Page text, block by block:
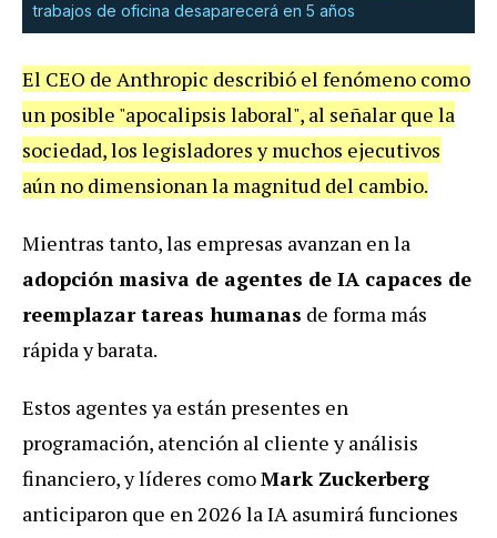
trabajos de oficina desaparecerá en 5 años
El CEO de Anthropic describió el fenómeno como
un posible "apocalipsis laboral", al señalar que la
sociedad, los legisladores y muchos ejecutivos
aún no dimensionan la magnitud del cambio.
Mientras tanto, las empresas avanzan en la
adopción masiva de agentes de IA capaces de
reemplazar tareas humanas de forma más
rápida y barata.
Estos agentes ya están presentes en
programación, atención al cliente y análisis
financiero, y líderes comoMark Zuckerberg
anticiparon que en 2026 la IA asumirá funciones